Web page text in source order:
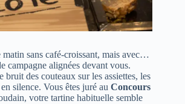
sans café-croissant, mais avec…
campagne alignées devant vous.
bruit des couteaux sur les assiettes, les
silence. Vous êtes juré au Concours
votre tartine habituelle semble